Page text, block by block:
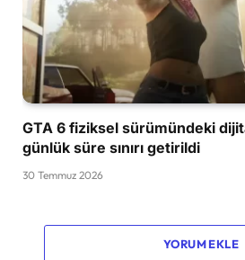
GTA 6 fiziksel sürümündeki
günlük süre sınırı getirildi
30 Temmuz 2026
YORUM EKLE